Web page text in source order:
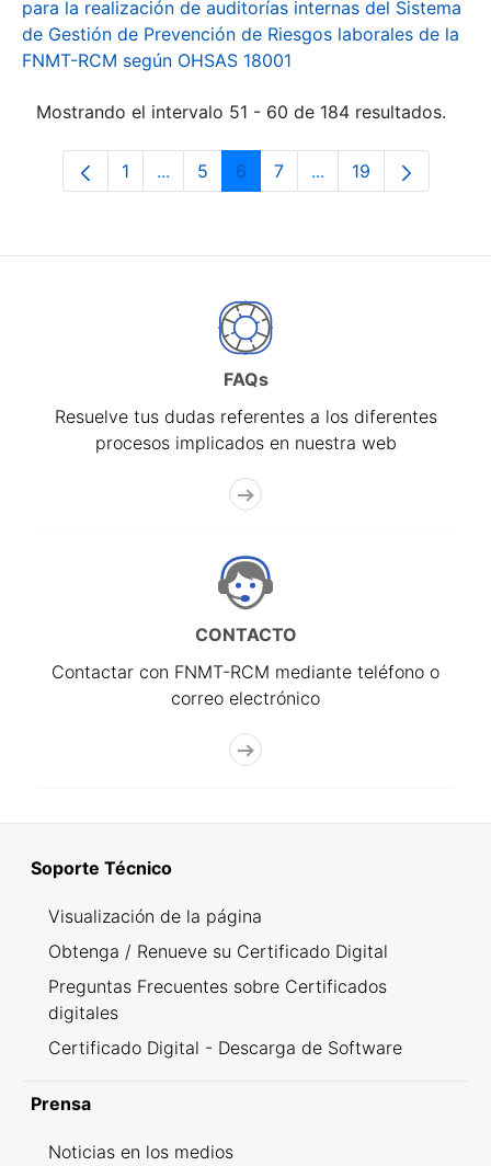
para la realización de auditorías internas del Sistema
de Gestión de Prevención de Riesgos laborales de la
FNMT-RCM según OHSAS 18001
Mostrando el intervalo 51 - 60 de 184 resultados.
Página
1 ...Páginas intermedias Use TAB para
Página
5 Página
6 Página
7 ...Páginas intermedias
Página
19
FAQs
Resuelve tus dudas referentes a los diferentes
procesos implicados en nuestra web
CONTACTO
Contactar con FNMT-RCM mediante teléfono o
correo electrónico
Soporte Técnico
Visualización de la página
Obtenga / Renueve su Certificado Digital
Preguntas Frecuentes sobre Certificados
digitales
Certificado Digital - Descarga de Software
Prensa
Noticias en los medios